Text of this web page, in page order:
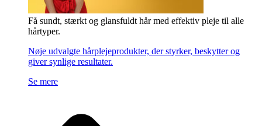
Få sundt, stærkt og glansfuldt hår med effektiv pleje til alle
hårtyper.
Nøje udvalgte hårplejeprodukter, der styrker, beskytter og
giver synlige resultater.
Se mere